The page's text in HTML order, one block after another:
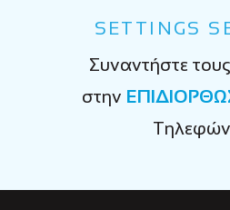
SETTINGS
Συναντήστε τους
στην